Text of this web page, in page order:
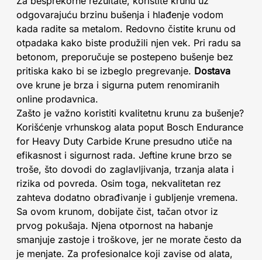
odgovarajuću brzinu bušenja i hlađenje vodom
kada radite sa metalom. Redovno čistite krunu od
otpadaka kako biste produžili njen vek. Pri radu sa
betonom, preporučuje se postepeno bušenje bez
pritiska kako bi se izbeglo pregrevanje. Dostava
ove krune je brza i sigurna putem renomiranih
online prodavnica.
Zašto je važno koristiti kvalitetnu krunu za bušenje?
Korišćenje vrhunskog alata poput Bosch Endurance
for Heavy Duty Carbide Krune presudno utiče na
efikasnost i sigurnost rada. Jeftine krune brzo se
troše, što dovodi do zaglavljivanja, trzanja alata i
rizika od povreda. Osim toga, nekvalitetan rez
zahteva dodatno obrađivanje i gubljenje vremena.
Sa ovom krunom, dobijate čist, tačan otvor iz
prvog pokušaja. Njena otpornost na habanje
smanjuje zastoje i troškove, jer ne morate često da
je menjate. Za profesionalce koji zavise od alata,